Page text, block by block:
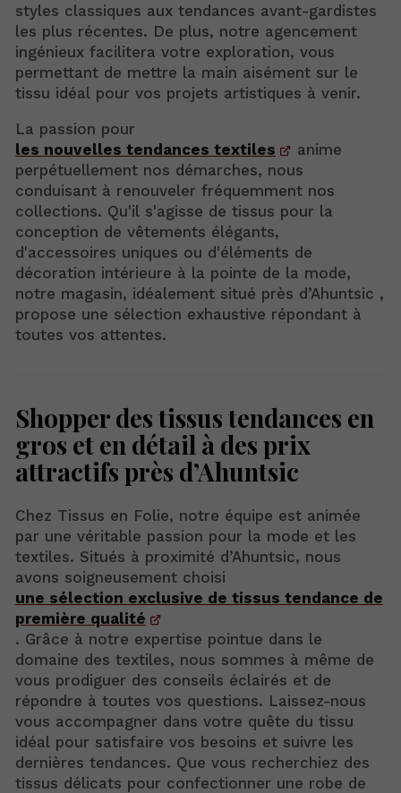
styles classiques aux tendances avant-gardistes
les plus récentes. De plus, notre agencement
ingénieux facilitera votre exploration, vous
permettant de mettre la main aisément sur le
tissu idéal pour vos projets artistiques à venir.
La passion pour
les nouvelles tendances textiles
anime
perpétuellement nos démarches, nous
conduisant à renouveler fréquemment nos
collections. Qu'il s'agisse de tissus pour la
conception de vêtements élégants,
d'accessoires uniques ou d'éléments de
décoration intérieure à la pointe de la mode,
notre magasin, idéalement situé près d’Ahuntsic ,
propose une sélection exhaustive répondant à
toutes vos attentes.
Shopper des tissus tendances en
gros et en détail à des prix
attractifs près d’Ahuntsic
Chez Tissus en Folie, notre équipe est animée
par une véritable passion pour la mode et les
textiles. Situés à proximité d’Ahuntsic, nous
avons soigneusement choisi
une sélection exclusive de tissus tendance de
première qualité
. Grâce à notre expertise pointue dans le
domaine des textiles, nous sommes à même de
vous prodiguer des conseils éclairés et de
répondre à toutes vos questions. Laissez-nous
vous accompagner dans votre quête du tissu
idéal pour satisfaire vos besoins et suivre les
dernières tendances. Que vous recherchiez des
tissus délicats pour confectionner une robe de